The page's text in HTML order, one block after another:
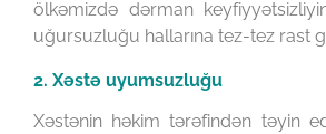
ölkəmizdə dərman
uğursuzluğu hallarına tez-tez rast
2. Xəstə uyumsuzluğu
Xəstənin həkim tərəfindən təyin